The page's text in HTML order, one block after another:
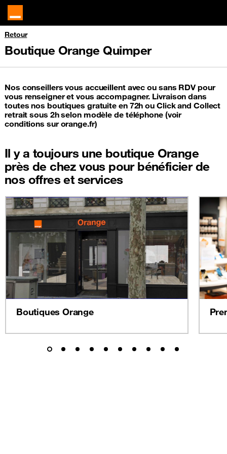
Retour
Boutique Orange Quimper
Nos conseillers vous accueillent avec ou sans RDV pour
vous renseigner et vous accompagner. Livraison dans
toutes nos boutiques gratuite en 72h ou Click and Collect
retrait sous 2h selon modèle de téléphone (voir
conditions sur orange.fr)
Il y a toujours une boutique Orange
près de chez vous pour bénéficier de
nos offres et services
Boutiques Orange